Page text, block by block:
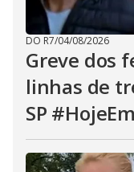
DO R7/04/08/2026
Greve dos
linhas de
SP